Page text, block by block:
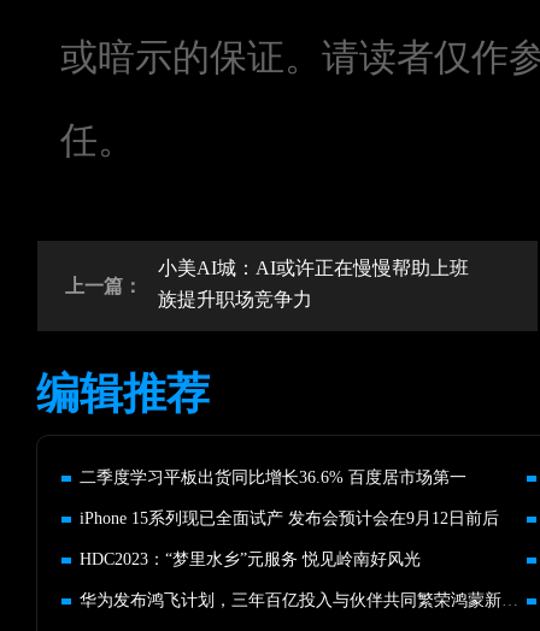
或暗示的保证。请读者仅作
任。
上一篇：
小美AI城：AI或许正在慢慢帮助上班
族提升职场竞争力
编辑推荐
二季度学习平板出货同比增长36.6% 百度居市场第一
iPhone 15系列现已全面试产 发布会预计会在9月12日前后
HDC2023：“梦里水乡”元服务 悦见岭南好风光
华为发布鸿飞计划，三年百亿投入与伙伴共同繁荣鸿蒙新生态